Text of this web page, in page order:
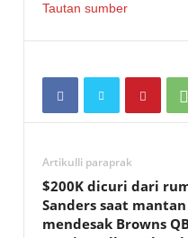
Tautan sumber
Artikulli paraprak
$200K dicuri dari
Sanders saat mantan
mendesak Browns